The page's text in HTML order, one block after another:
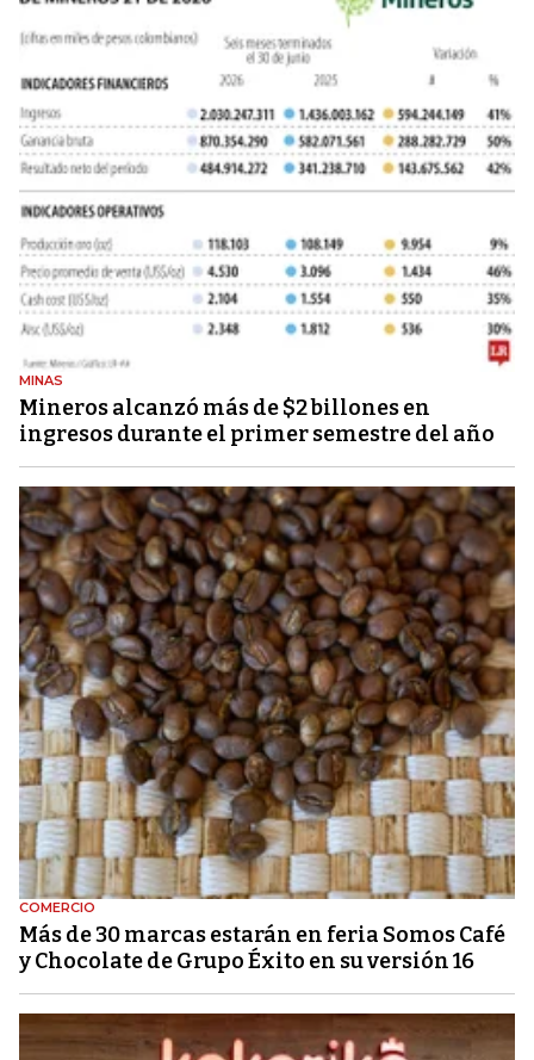
MINAS
Mineros alcanzó más de $2 billones en
ingresos durante el primer semestre del año
COMERCIO
Más de 30 marcas estarán en feria Somos Café
y Chocolate de Grupo Éxito en su versión 16